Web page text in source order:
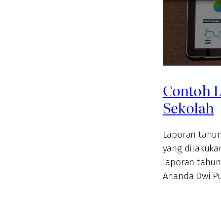
Contoh
Sekolah
Laporan
yang
laporan
Ananda Dwi